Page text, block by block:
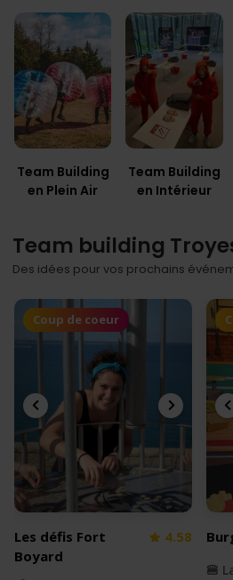
Team Building
en Plein Air
Team Building
en Intérieur
Team building
Des idées pour vos prochains
Coup de coeur
Les défis Fort
Boyard
4.58
🍔